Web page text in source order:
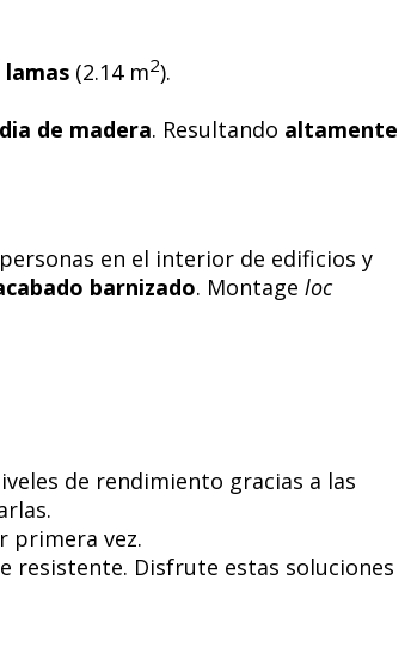
lamas (2.14 m2).
de madera. Resultando altamente
en el interior de edificios y
barnizado. Montage loc
de rendimiento gracias a las
primera vez.
resistente. Disfrute estas soluciones